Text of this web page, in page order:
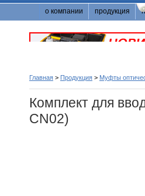
о компании продукция
Главная > Продукция > Муфты
Комплект для
CN02)